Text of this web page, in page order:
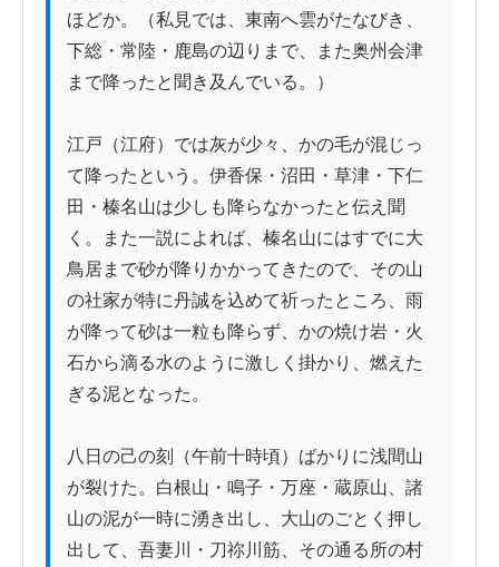
ほどか。（私見では、東南へ雲がたなびき、
下総・常陸・鹿島の辺りまで、また奥州会津
まで降ったと聞き及んでいる。）
江戸（江府）では灰が少々、かの毛が混じっ
て降ったという。伊香保・沼田・草津・下仁
田・榛名山は少しも降らなかったと伝え聞
く。また一説によれば、榛名山にはすでに大
鳥居まで砂が降りかかってきたので、その山
の社家が特に丹誠を込めて祈ったところ、雨
が降って砂は一粒も降らず、かの焼け岩・火
石から滴る水のように激しく掛かり、燃えた
ぎる泥となった。
八日の己の刻（午前十時頃）ばかりに浅間山
が裂けた。白根山・鳴子・万座・蔵原山、諸
山の泥が一時に湧き出し、大山のごとく押し
出して、吾妻川・刀祢川筋、その通る所の村